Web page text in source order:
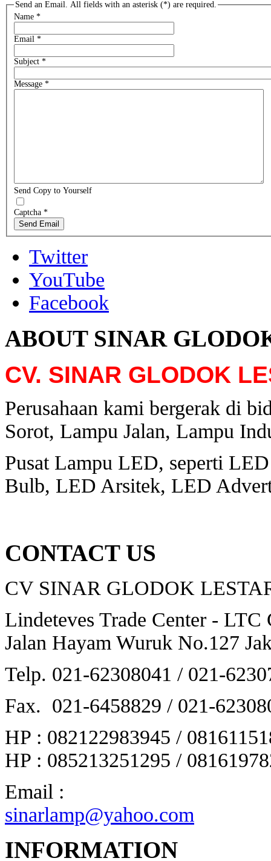
Send an Email. All fields with an asterisk (*) are required.
Name*
Email*
Subject*
Message*
Send Copy to Yourself
Captcha*
Send Email
Twitter
YouTube
Facebook
ABOUT SINAR
CV. SINAR GLODOK
Perusahaan kami bergerak di
Sorot, Lampu Jalan, Lampu
Pusat Lampu LED, seperti
Bulb, LED Arsitek, LED
CONTACT US
CV SINAR GLODOK
Lindeteves Trade Center -
Jalan Hayam Wuruk No.127
Telp. 021-62308041 / 021-
Fax. 021-6458829 / 021-
HP : 082122983945 /
HP : 085213251295 /
Email :
sinarlamp@yahoo.com
INFORMATION